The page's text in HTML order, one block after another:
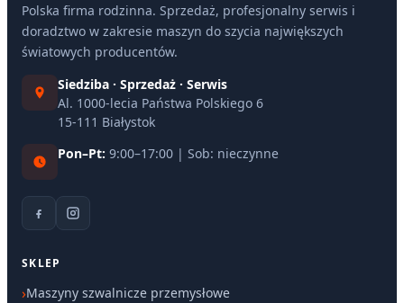
Polska firma rodzinna. Sprzedaż, profesjonalny serwis i
doradztwo w zakresie maszyn do szycia największych
światowych producentów.
Siedziba · Sprzedaż · Serwis
Al. 1000-lecia Państwa Polskiego 6
15-111 Białystok
Pon–Pt: 9:00–17:00 | Sob: nieczynne
SKLEP
Maszyny szwalnicze przemysłowe